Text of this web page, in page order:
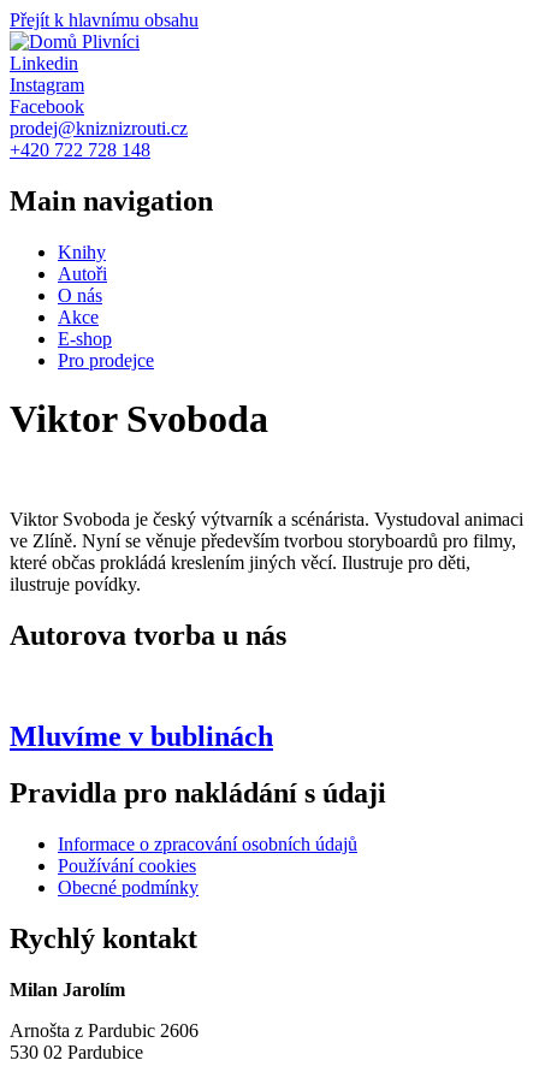
Přejít k hlavnímu obsahu
Plivníci
Linkedin
Instagram
Facebook
prodej@kniznizrouti.cz
+420 722 728 148
Main navigation
Knihy
Autoři
O nás
Akce
E-shop
Pro prodejce
Viktor Svoboda
Viktor Svoboda je český výtvarník a scénárista. Vystudoval animaci
ve Zlíně. Nyní se věnuje především tvorbou storyboardů pro filmy,
které občas prokládá kreslením jiných věcí. Ilustruje pro děti,
ilustruje povídky.
Autorova tvorba u nás
Mluvíme v bublinách
Pravidla pro nakládání s údaji
Informace o zpracování osobních údajů
Používání cookies
Obecné podmínky
Rychlý kontakt
Milan Jarolím
Arnošta z Pardubic 2606
530 02 Pardubice